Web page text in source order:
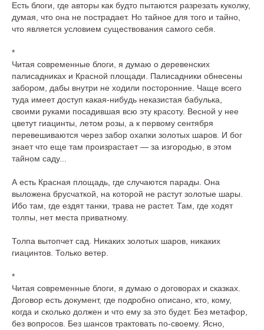
Есть блоги, где авторы как будто пытаются разрезать куколку,
думая, что она не пострадает. Но тайное для того и тайно,
что является условием существования самого себя.
*
Читая современные блоги, я думаю о деревенских
палисадниках и Красной площади. Палисадники обнесены
забором, дабы внутри не ходили посторонние. Чаще всего
туда имеет доступ какая-нибудь неказистая бабулька,
своими руками посадившая всю эту красоту. Весной у нее
цветут гиацинты, летом розы, а к первому сентября
перевешиваются через забор охапки золотых шаров. И бог
знает что еще там произрастает — за изгородью, в этом
тайном саду...
А есть Красная площадь, где случаются парады. Она
выложена брусчаткой, на которой не растут золотые шары.
Ибо там, где ездят танки, трава не растет. Там, где ходят
толпы, нет места приватному.
Толпа вытопчет сад. Никаких золотых шаров, никаких
гиацинтов. Только ветер.
*
Читая современные блоги, я думаю о договорах и сказках.
Договор есть документ, где подробно описано, кто, кому,
когда и сколько должен и что ему за это будет. Без метафор,
без вопросов. Без шансов трактовать по-своему. Ясно,